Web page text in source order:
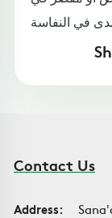
Contact Us
Address: